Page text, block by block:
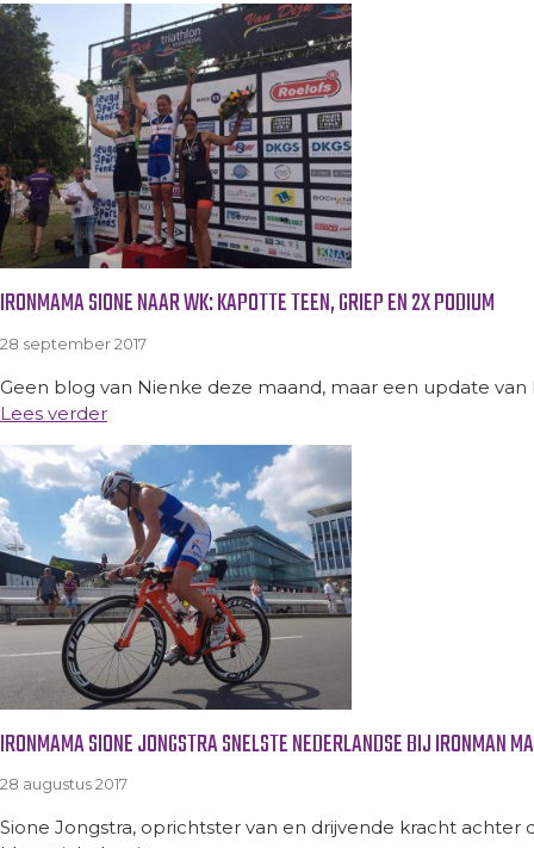
IRONMAMA SIONE NAAR WK: KAPOTTE TEEN, GRIEP EN 2X PODIUM
28 september 2017
Geen blog van Nienke deze maand, maar een update
Lees verder
IRONMAMA SIONE JONGSTRA SNELSTE NEDERLANDSE BIJ IRONMAN
28 augustus 2017
Sione Jongstra, oprichtster van en drijvende kracht